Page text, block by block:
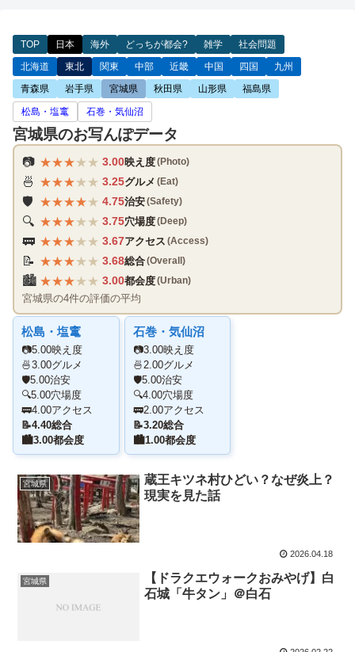
TOP 日本 海外 どっちが都会? 雑学 社会問題
北海道 東北 関東 中部 近畿 中国 四国 九州
青森県 岩手県 宮城県 秋田県 山形県 福島県
松島・塩竃 石巻・気仙沼
宮城県のお写んぽデータ
📷 ★★★★★ 3.00映え度(Photo)
🍜 ★★★★★ 3.25グルメ (Eat)
🛡️ ★★★★★ 4.75治安(Safety)
🔍 ★★★★★ 3.75穴場度(Deep)
🚃 ★★★★★ 3.67アクセス (Access)
📝 ★★★★★ 3.68総合(Overall)
🏙️ ★★★★★ 3.00都会度(Urban)
宮城県の4件の評価の平均
松島・塩竃
📷5.00映え度
🍜3.00グルメ
🛡️5.00治安
🔍5.00穴場度
🚃4.00アクセス
📝4.40総合
🏙️3.00都会度
石巻・気仙沼
📷3.00映え度
🍜2.00グルメ
🛡️5.00治安
🔍4.00穴場度
🚃2.00アクセス
📝3.20総合
🏙️1.00都会度
宮城県
蔵王キツネ村ひどい？なぜ炎上？
現実を見た話
2026.04.18
宮城県
【ドラクエウォークおみやげ】白
石城「牛タン」＠白石